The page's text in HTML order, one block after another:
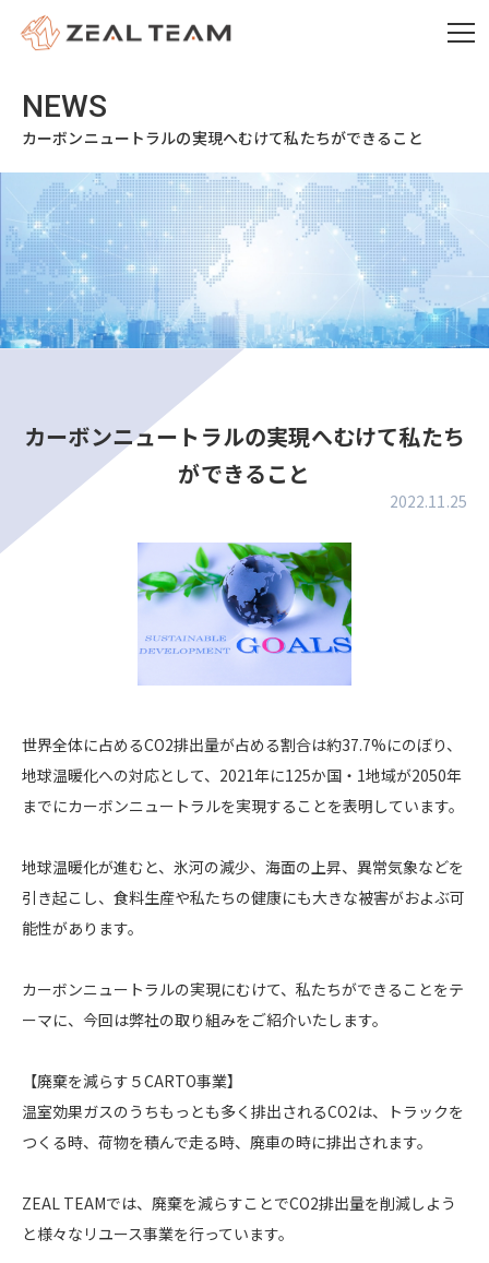
カーボンニュートラルの実現へむけて私たちができること
カーボンニュートラルの実現へむけて私たち
ができること
2022.11.25
世界全体に占めるCO2排出量が占める割合は約37.7%にのぼり、
地球温暖化への対応として、2021年に125か国・1地域が2050年
までにカーボンニュートラルを実現することを表明しています。
地球温暖化が進むと、氷河の減少、海面の上昇、異常気象などを
引き起こし、食料生産や私たちの健康にも大きな被害がおよぶ可
能性があります。
カーボンニュートラルの実現にむけて、私たちができることをテ
ーマに、今回は弊社の取り組みをご紹介いたします。
【廃棄を減らす５CARTO事業】
温室効果ガスのうちもっとも多く排出されるCO2は、トラックを
つくる時、荷物を積んで走る時、廃車の時に排出されます。
ZEAL TEAMでは、廃棄を減らすことでCO2排出量を削減しよう
と様々なリユース事業を行っています。